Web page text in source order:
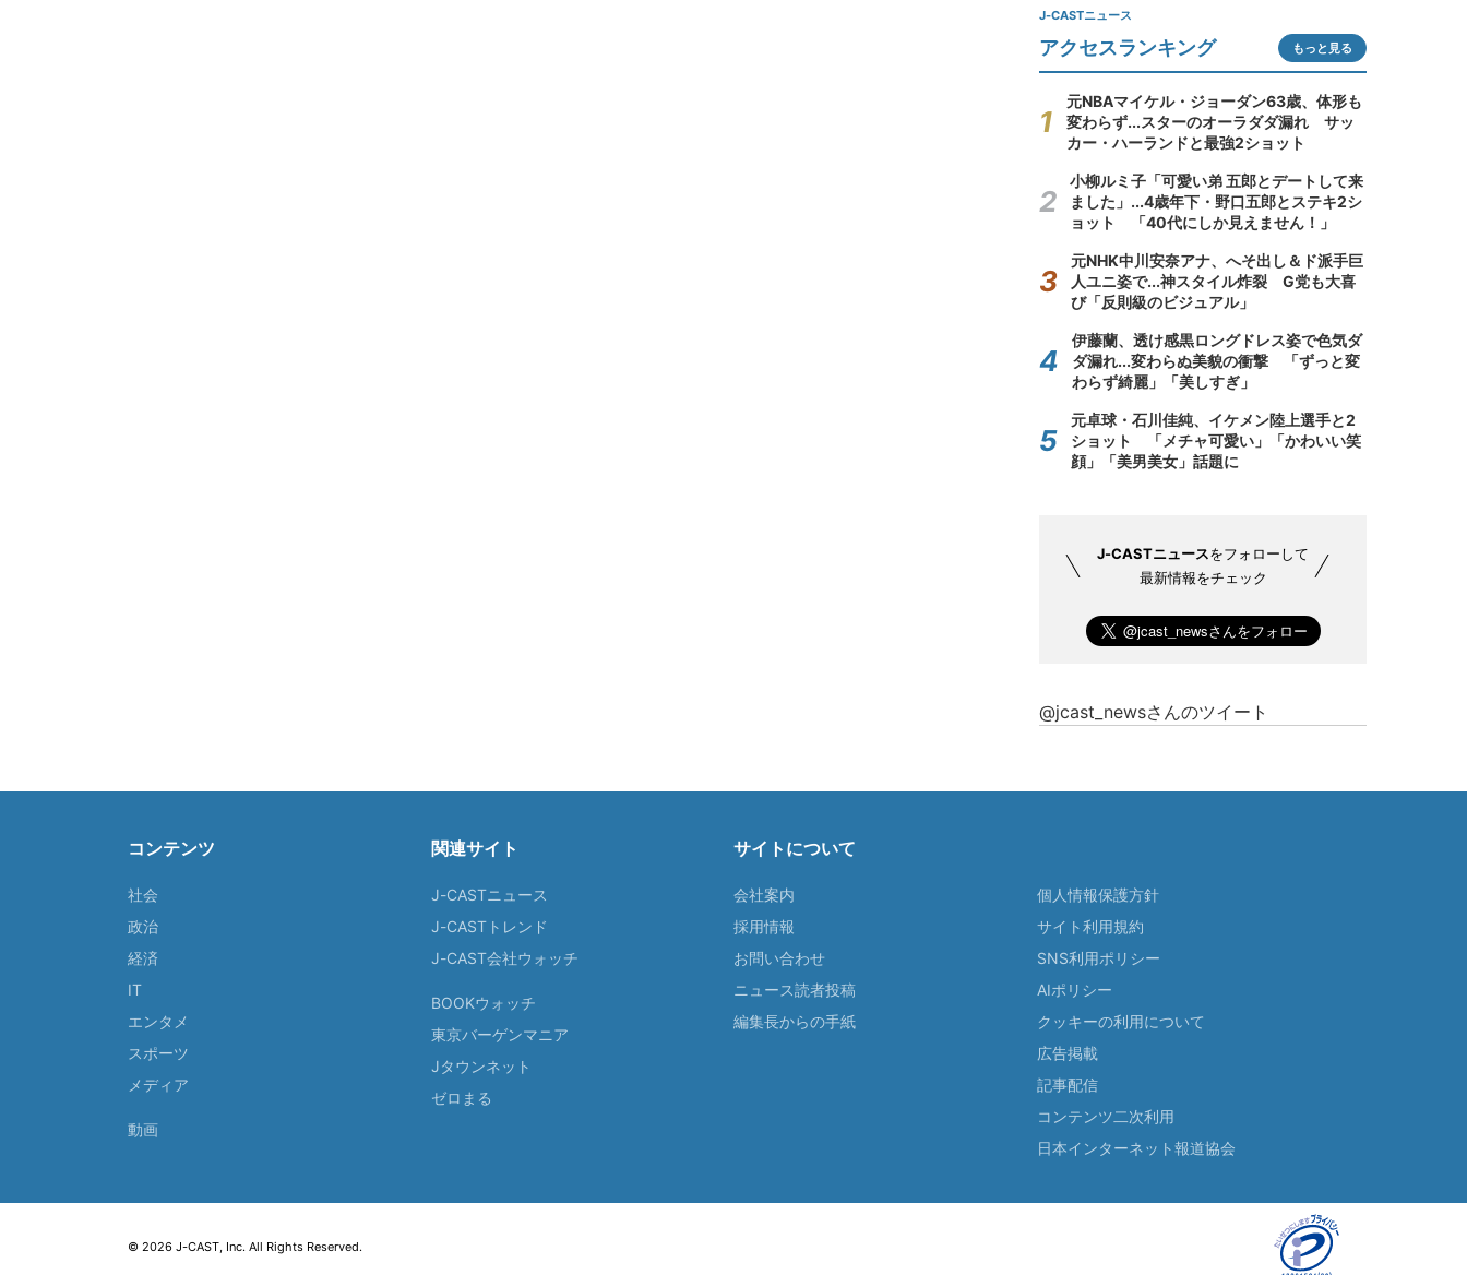
J-CASTニュース
アクセスランキング もっと見る
元NBAマイケル・ジョーダン63歳、体形も
変わらず...スターのオーラダダ漏れ サッ
カー・ハーランドと最強2ショット
小柳ルミ子「可愛い弟 五郎とデートして来
ました」...4歳年下・野口五郎とステキ2シ
ョット 「40代にしか見えません！」
元NHK中川安奈アナ、へそ出し＆ド派手巨
人ユニ姿で...神スタイル炸裂 G党も大喜
び「反則級のビジュアル」
伊藤蘭、透け感黒ロングドレス姿で色気ダ
ダ漏れ...変わらぬ美貌の衝撃 「ずっと変
わらず綺麗」「美しすぎ」
元卓球・石川佳純、イケメン陸上選手と2
ショット 「メチャ可愛い」「かわいい笑
顔」「美男美女」話題に
J-CASTニュースをフォローして
最新情報をチェック
@jcast_newsさんのツイート
コンテンツ
社会
政治
経済
IT
エンタメ
スポーツ
メディア
動画
関連サイト
J-CASTニュース
J-CASTトレンド
J-CAST会社ウォッチ
BOOKウォッチ
東京バーゲンマニア
Jタウンネット
ゼロまる
サイトについて
会社案内
採用情報
お問い合わせ
ニュース読者投稿
編集長からの手紙
個人情報保護方針
サイト利用規約
SNS利用ポリシー
AIポリシー
クッキーの利用について
広告掲載
記事配信
コンテンツ二次利用
日本インターネット報道協会
© 2026 J-CAST, Inc. All Rights Reserved.